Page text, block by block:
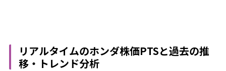
リアルタイムのホンダ株価PTSと過去の推
移・トレンド分析